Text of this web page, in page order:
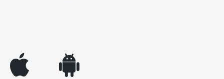
appleinc android